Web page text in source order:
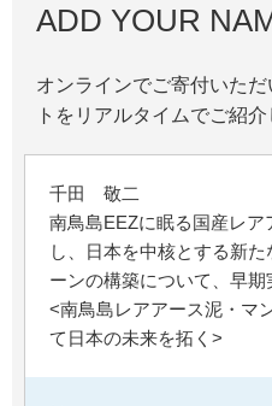
ADD YOUR
オンラインでご寄付いた
トをリアルタイムでご紹介
千田 敬二
南鳥島EEZに眠る国産レア
し、日本を中核とする新
ーンの構築について、早期
<南鳥島レアアース泥・マ
て日本の未来を拓く>